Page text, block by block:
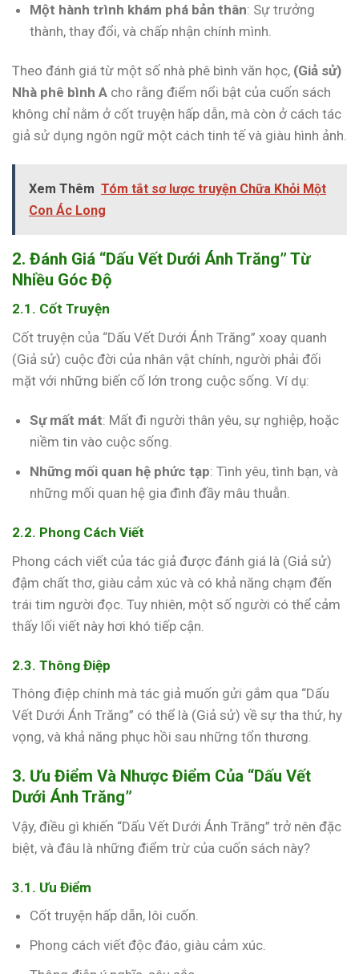
Một hành trình khám phá bản thân: Sự trưởng
thành, thay đổi, và chấp nhận chính mình.
Theo đánh giá từ một số nhà phê bình văn học, (Giả sử)
Nhà phê bình A cho rằng điểm nổi bật của cuốn sách
không chỉ nằm ở cốt truyện hấp dẫn, mà còn ở cách tác
giả sử dụng ngôn ngữ một cách tinh tế và giàu hình ảnh.
Xem Thêm Tóm tắt sơ lược truyện Chữa Khỏi Một
Con Ác Long
2. Đánh Giá “Dấu Vết Dưới Ánh Trăng” Từ
Nhiều Góc Độ
2.1. Cốt Truyện
Cốt truyện của “Dấu Vết Dưới Ánh Trăng” xoay quanh
(Giả sử) cuộc đời của nhân vật chính, người phải đối
mặt với những biến cố lớn trong cuộc sống. Ví dụ:
Sự mất mát: Mất đi người thân yêu, sự nghiệp, hoặc
niềm tin vào cuộc sống.
Những mối quan hệ phức tạp: Tình yêu, tình bạn, và
những mối quan hệ gia đình đầy mâu thuẫn.
2.2. Phong Cách Viết
Phong cách viết của tác giả được đánh giá là (Giả sử)
đậm chất thơ, giàu cảm xúc và có khả năng chạm đến
trái tim người đọc. Tuy nhiên, một số người có thể cảm
thấy lối viết này hơi khó tiếp cận.
2.3. Thông Điệp
Thông điệp chính mà tác giả muốn gửi gắm qua “Dấu
Vết Dưới Ánh Trăng” có thể là (Giả sử) về sự tha thứ, hy
vọng, và khả năng phục hồi sau những tổn thương.
3. Ưu Điểm Và Nhược Điểm Của “Dấu Vết
Dưới Ánh Trăng”
Vậy, điều gì khiến “Dấu Vết Dưới Ánh Trăng” trở nên đặc
biệt, và đâu là những điểm trừ của cuốn sách này?
3.1. Ưu Điểm
Cốt truyện hấp dẫn, lôi cuốn.
Phong cách viết độc đáo, giàu cảm xúc.